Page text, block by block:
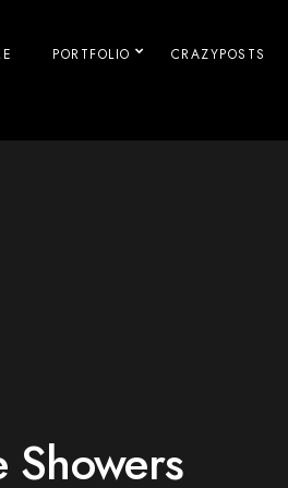
PORTFOLIO CRAZYPOSTS